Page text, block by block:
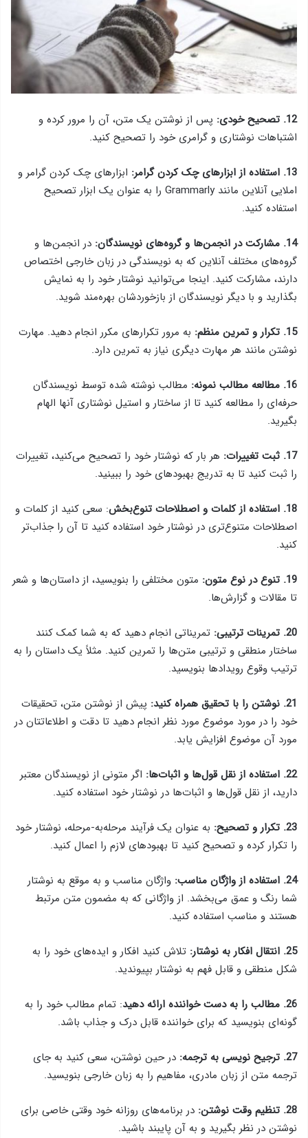
12. تصحیح خودی:
پس از نوشتن یک متن، آن را مرور کرده و
اشتباهات نوشتاری و گرامری خود را تصحیح کنید.
13. استفاده از ابزارهای چک کردن گرامر:
ابزارهای چک کردن گرامر و
املایی آنلاین مانند Grammarly را به عنوان یک ابزار تصحیح
استفاده کنید.
14. مشارکت در انجمن‌ها و گروه‌های نویسندگان:
در انجمن‌ها و
گروه‌های مختلف آنلاین که به نویسندگی در زبان خارجی اختصاص
دارند، مشارکت کنید. اینجا می‌توانید نوشتار خود را به نمایش
بگذارید و با دیگر نویسندگان از بازخوردشان بهره‌مند شوید.
15. تکرار و تمرین منظم:
به مرور تکرارهای مکرر انجام دهید. مهارت
نوشتن مانند هر مهارت دیگری نیاز به تمرین دارد.
16. مطالعه مطالب نمونه:
مطالب نوشته شده توسط نویسندگان
حرفه‌ای را مطالعه کنید تا از ساختار و استیل نوشتاری آنها الهام
بگیرید.
17. ثبت تغییرات:
هر بار که نوشتار خود را تصحیح می‌کنید، تغییرات
را ثبت کنید تا به تدریج بهبود‌های خود را ببینید.
18. استفاده از کلمات و اصطلاحات تنوع‌بخش
: سعی کنید از کلمات و
اصطلاحات متنوع‌تری در نوشتار خود استفاده کنید تا آن را جذاب‌تر
کنید.
19. تنوع در نوع متون:
متون مختلفی را بنویسید، از داستان‌ها و شعر
تا مقالات و گزارش‌ها.
20. تمرینات ترتیبی:
تمریناتی انجام دهید که به شما کمک کنند
ساختار منطقی و ترتیبی متن‌ها را تمرین کنید. مثلاً یک داستان را به
ترتیب وقوع رویدادها بنویسید.
21. نوشتن را با تحقیق همراه کنید:
پیش از نوشتن متن، تحقیقات
خود را در مورد موضوع مورد نظر انجام دهید تا دقت و اطلاعاتتان در
مورد آن موضوع افزایش یابد.
22. استفاده از نقل قول‌ها و اثبات‌ها:
اگر متونی از نویسندگان معتبر
دارید، از نقل قول‌ها و اثبات‌ها در نوشتار خود استفاده کنید.
23. تکرار و تصحیح:
به عنوان یک فرآیند مرحله‌به-مرحله، نوشتار خود
را تکرار کرده و تصحیح کنید تا بهبود‌های لازم را اعمال کنید.
24. استفاده از واژگان مناسب:
واژگان مناسب و به موقع به نوشتار
شما رنگ و عمق می‌بخشد. از واژگانی که به مضمون متن مرتبط
هستند و مناسب استفاده کنید.
25. انتقال افکار به نوشتار:
تلاش کنید افکار و ایده‌های خود را به
شکل منطقی و قابل فهم به نوشتار بپیوندید.
26. مطالب را به دست خواننده ارائه دهید
: تمام مطالب خود را به
گونه‌ای بنویسید که برای خواننده قابل درک و جذاب باشد.
27. ترجیح نویسی به ترجمه:
در حین نوشتن، سعی کنید به جای
ترجمه متن از زبان مادری، مفاهیم را به زبان خارجی بنویسید.
28. تنظیم وقت نوشتن:
در برنامه‌های روزانه خود وقتی خاصی برای
نوشتن در نظر بگیرید و به آن پایبند باشید.